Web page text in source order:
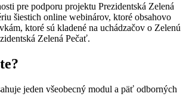
pre podporu projektu Prezidentská Zelená
šiestich online webinárov, ktoré obsahovo
ktoré sú kladené na uchádzačov o Zelenú
Zelená Pečať.
jeden všeobecný modul a päť odborných